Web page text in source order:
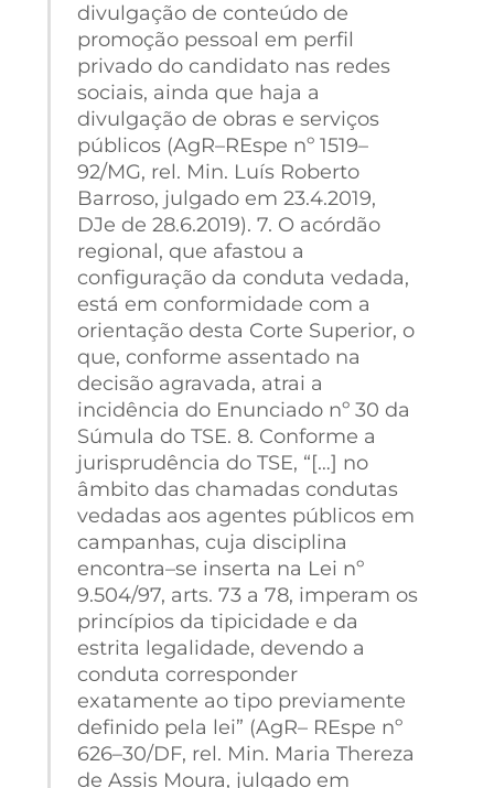
divulgação de conteúdo de
promoção pessoal em perfil
privado do candidato nas redes
sociais, ainda que haja a
divulgação de obras e serviços
públicos (AgR–REspe nº 1519–
92/MG, rel. Min. Luís Roberto
Barroso, julgado em 23.4.2019,
DJe de 28.6.2019). 7. O acórdão
regional, que afastou a
configuração da conduta vedada,
está em conformidade com a
orientação desta Corte Superior, o
que, conforme assentado na
decisão agravada, atrai a
incidência do Enunciado nº 30 da
Súmula do TSE. 8. Conforme a
jurisprudência do TSE, “[…] no
âmbito das chamadas condutas
vedadas aos agentes públicos em
campanhas, cuja disciplina
encontra–se inserta na Lei nº
9.504/97, arts. 73 a 78, imperam os
princípios da tipicidade e da
estrita legalidade, devendo a
conduta corresponder
exatamente ao tipo previamente
definido pela lei” (AgR– REspe nº
626–30/DF, rel. Min. Maria Thereza
de Assis Moura, julgado em